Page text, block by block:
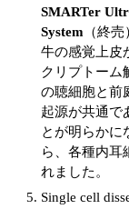
SMARTer
System （終
牛の感覚上皮
クリプトーム
の聴細胞と前
起源が共通で
とが明らかに
ら、各種内耳
れました。
Single cell